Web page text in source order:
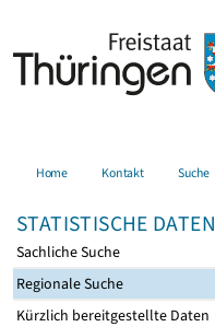
Home Kontakt Suche
STATISTISCHE DATEN
Sachliche Suche
Regionale Suche
Kürzlich bereitgestellte Daten